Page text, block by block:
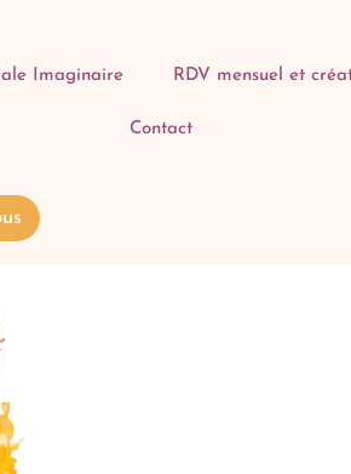
Imaginaire RDV mensuel et
Contact